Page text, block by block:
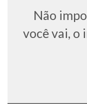
Não
você vai, o